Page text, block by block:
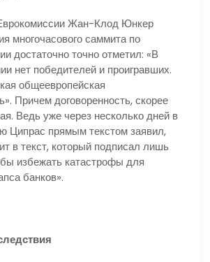
Жан-Клод Юнкер
многочасового саммита по
достаточно точно отметил: «В
нет победителей и проигравших.
общеевропейская
Причем договоренность, скорее
Ведь уже через несколько дней в
Ципрас прямым текстом заявил,
в текст, который подписал лишь
избежать катастрофы для
банков».